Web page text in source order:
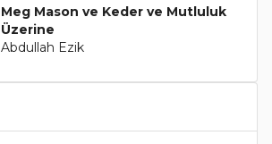
Meg Mason ve Keder ve Mutluluk
Üzerine
Abdullah Ezik